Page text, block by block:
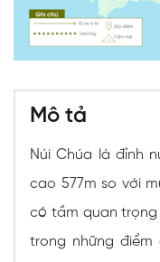
Mô tả
Núi Chúa là đỉnh
cao 577m so với
có tầm quan
trong những